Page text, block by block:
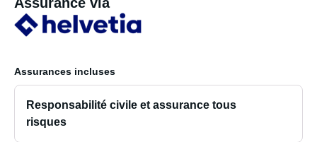
Assurances incluses
Responsabilité civile et assurance tous
risques